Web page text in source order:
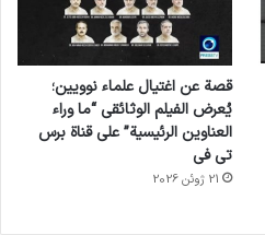
قصة عن اغتيال علماء نوويين؛
يُعرض الفيلم الوثائقي “ما وراء
العناوين الرئيسية” على قناة برس
تي في
21 ژوئن 2026